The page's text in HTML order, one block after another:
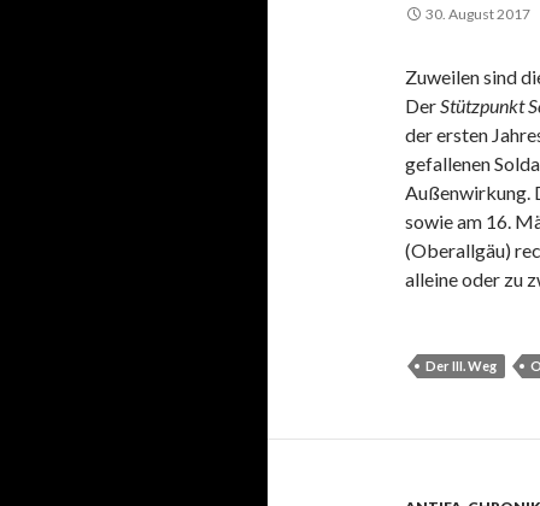
30. August 2017
Zuweilen sind
DerStützpunkt
der ersten
gefallenen
Außenwirkung.
sowie am 16.
(Oberallgäu)
alleine oder zu
Der III. Weg